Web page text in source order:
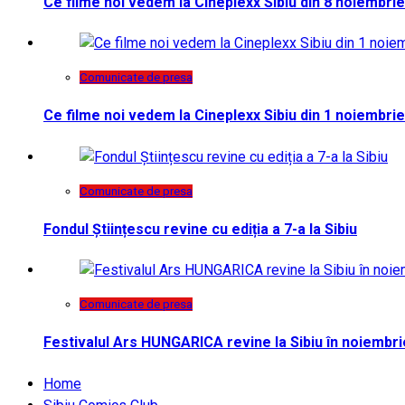
Comunicate de presa
Ce filme noi vedem la Cineplexx Sibiu din 1 noiembrie
Comunicate de presa
Fondul Științescu revine cu ediția a 7-a la Sibiu
Comunicate de presa
Festivalul Ars HUNGARICA revine la Sibiu în
Home